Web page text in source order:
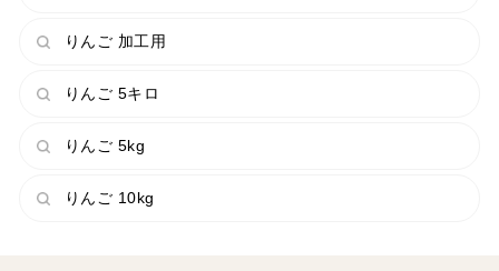
りんご 加工用
りんご 5キロ
りんご 5kg
りんご 10kg